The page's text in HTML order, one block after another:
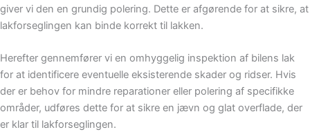
giver vi den en grundig polering. Dette er afgørende for at sikre, at
lakforseglingen kan binde korrekt til lakken.
Herefter gennemfører vi en omhyggelig inspektion af bilens lak
for at identificere eventuelle eksisterende skader og ridser. Hvis
der er behov for mindre reparationer eller polering af specifikke
områder, udføres dette for at sikre en jævn og glat overflade, der
er klar til lakforseglingen.